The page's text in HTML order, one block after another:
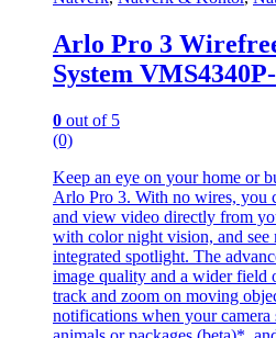
Arlo Pro 3
System
0 out of 5
(0)
Keep an eye on your home or
Arlo Pro 3. With no wires, you
and view video directly from
with color night vision, and see
integrated spotlight. The
image quality and a wider field
track and zoom on moving
notifications when your camera